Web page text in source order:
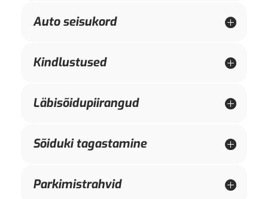
Auto seisukord
Kindlustused
Läbisõidupiirangud
Sõiduki tagastamine
Parkimistrahvid